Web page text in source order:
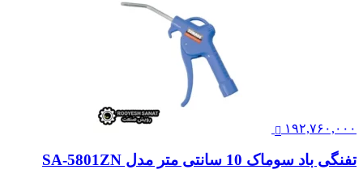
۱۹۲,۷۶۰,۰۰۰
تفنگی باد سوماک 10 سانتی متر مدل SA-5801ZN